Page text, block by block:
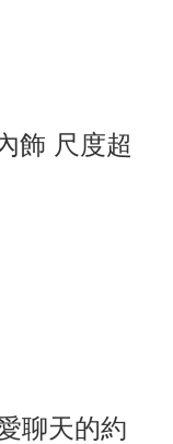
飾 尺度超
聊天的約